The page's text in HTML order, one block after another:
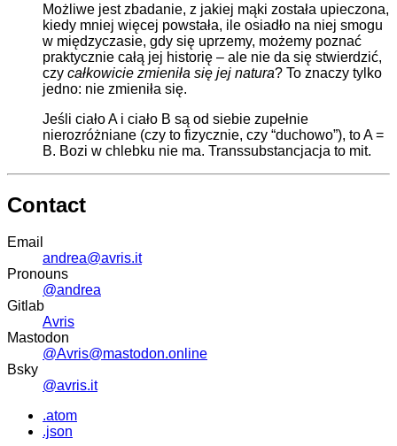
Możliwe jest zbadanie, z jakiej mąki została upieczona,
kiedy mniej więcej powstała, ile osiadło na niej smogu
w międzyczasie, gdy się uprzemy, możemy poznać
praktycznie całą jej historię – ale nie da się stwierdzić,
czy całkowicie zmieniła się jej natura? To znaczy tylko
jedno: nie zmieniła się.
Jeśli ciało A i ciało B są od siebie zupełnie
nierozróżniane (czy to fizycznie, czy “duchowo”), to A =
B. Bozi w chlebku nie ma. Transsubstancjacja to mit.
Contact
Email
andrea@avris.it
Pronouns
@andrea
Gitlab
Avris
Mastodon
@Avris@mastodon.online
Bsky
@avris.it
.atom
.json